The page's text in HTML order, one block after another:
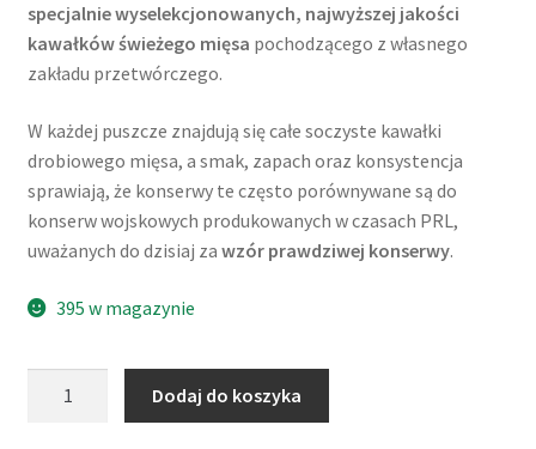
specjalnie wyselekcjonowanych, najwyższej jakości
kawałków świeżego mięsa pochodzącego z własnego
zakładu przetwórczego.
W każdej puszcze znajdują się całe soczyste kawałki
drobiowego mięsa, a smak, zapach oraz konsystencja
sprawiają, że konserwy te często porównywane są do
konserw wojskowych produkowanych w czasach PRL,
uważanych do dzisiaj za wzór prawdziwej konserwy.
395 w magazynie
Dodaj do koszyka